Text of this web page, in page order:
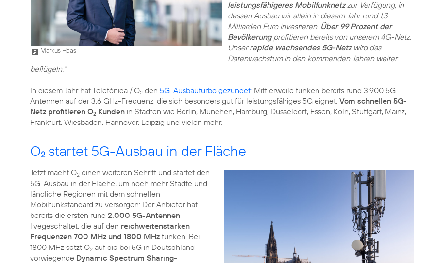
Markus Haas
leistungsfähigeres Mobilfunknetzzur Verfügung, in
dessen Ausbau wir allein in diesem Jahr rund 1,3
Milliarden Euro investieren. Über 99 Prozent der
Bevölkerungprofitieren bereits von unserem 4G-Netz.
Unserrapide wachsendes 5G-Netzwird das
Datenwachstum in den kommenden Jahren weiter
beflügeln.“
In diesem Jahr hat Telefónica / O2 den 5G-Ausbauturbo gezündet: Mittlerweile funken bereits rund 3.900 5G-
Antennen auf der 3,6 GHz-Frequenz, die sich besonders gut für leistungsfähiges 5G eignet. Vom schnellen 5G-
Netz profitieren O2 Kunden in Städten wie Berlin, München, Hamburg, Düsseldorf, Essen, Köln, Stuttgart, Mainz,
Frankfurt, Wiesbaden, Hannover, Leipzig und vielen mehr.
O2 startet 5G-Ausbau in der Fläche
Jetzt macht O2 einen weiteren Schritt und startet den
5G-Ausbau in der Fläche, um noch mehr Städte und
ländliche Regionen mit dem schnellen
Mobilfunkstandard zu versorgen: Der Anbieter hat
bereits die ersten rund 2.000 5G-Antennen
livegeschaltet, die auf den reichweitenstarken
Frequenzen 700 MHz und 1800 MHz funken. Bei
1800 MHz setzt O2 auf die bei 5G in Deutschland
vorwiegende Dynamic Spectrum Sharing-